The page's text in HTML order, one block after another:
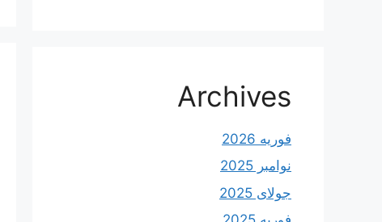
Archives
فوریه 2026
نوامبر 2025
جولای 2025